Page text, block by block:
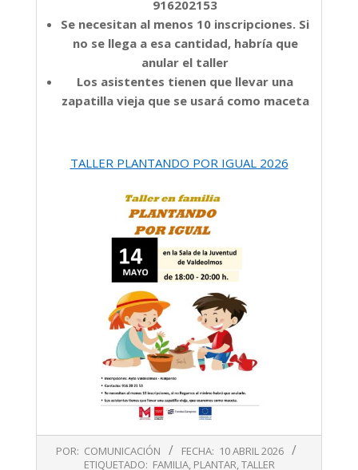
916202153
Se necesitan al menos 10 inscripciones. Si
no se llega a esa cantidad, habría que
anular el taller
Los asistentes tienen que llevar una
zapatilla vieja que se usará como maceta
TALLER PLANTANDO POR IGUAL 2026
POR: COMUNICACIÓN FECHA: 10 ABRIL 2026
ETIQUETADO: FAMILIA, PLANTAR,TALLER